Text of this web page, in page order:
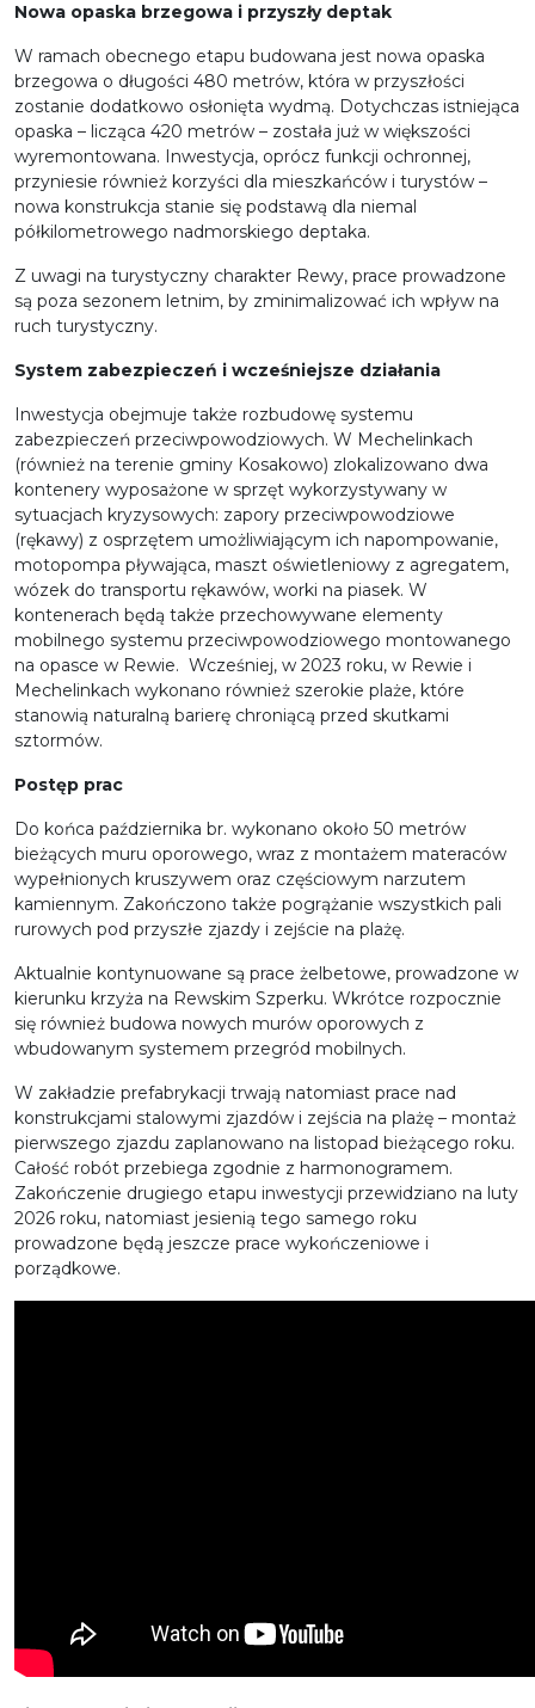
Nowa opaska brzegowa i przyszły deptak
W ramach obecnego etapu budowana jest nowa opaska
brzegowa o długości 480 metrów, która w przyszłości
zostanie dodatkowo osłonięta wydmą. Dotychczas istniejąca
opaska – licząca 420 metrów – została już w większości
wyremontowana. Inwestycja, oprócz funkcji ochronnej,
przyniesie również korzyści dla mieszkańców i turystów –
nowa konstrukcja stanie się podstawą dla niemal
półkilometrowego nadmorskiego deptaka.
Z uwagi na turystyczny charakter Rewy, prace prowadzone
są poza sezonem letnim, by zminimalizować ich wpływ na
ruch turystyczny.
System zabezpieczeń i wcześniejsze działania
Inwestycja obejmuje także rozbudowę systemu
zabezpieczeń przeciwpowodziowych. W Mechelinkach
(również na terenie gminy Kosakowo) zlokalizowano dwa
kontenery wyposażone w sprzęt wykorzystywany w
sytuacjach kryzysowych: zapory przeciwpowodziowe
(rękawy) z osprzętem umożliwiającym ich napompowanie,
motopompa pływająca, maszt oświetleniowy z agregatem,
wózek do transportu rękawów, worki na piasek. W
kontenerach będą także przechowywane elementy
mobilnego systemu przeciwpowodziowego montowanego
na opasce w Rewie. Wcześniej, w 2023 roku, w Rewie i
Mechelinkach wykonano również szerokie plaże, które
stanowią naturalną barierę chroniącą przed skutkami
sztormów.
Postęp prac
Do końca października br. wykonano około 50 metrów
bieżących muru oporowego, wraz z montażem materaców
wypełnionych kruszywem oraz częściowym narzutem
kamiennym. Zakończono także pogrążanie wszystkich pali
rurowych pod przyszłe zjazdy i zejście na plażę.
Aktualnie kontynuowane są prace żelbetowe, prowadzone w
kierunku krzyża na Rewskim Szperku. Wkrótce rozpocznie
się również budowa nowych murów oporowych z
wbudowanym systemem przegród mobilnych.
W zakładzie prefabrykacji trwają natomiast prace nad
konstrukcjami stalowymi zjazdów i zejścia na plażę – montaż
pierwszego zjazdu zaplanowano na listopad bieżącego roku.
Całość robót przebiega zgodnie z harmonogramem.
Zakończenie drugiego etapu inwestycji przewidziano na luty
2026 roku, natomiast jesienią tego samego roku
prowadzone będą jeszcze prace wykończeniowe i
porządkowe.